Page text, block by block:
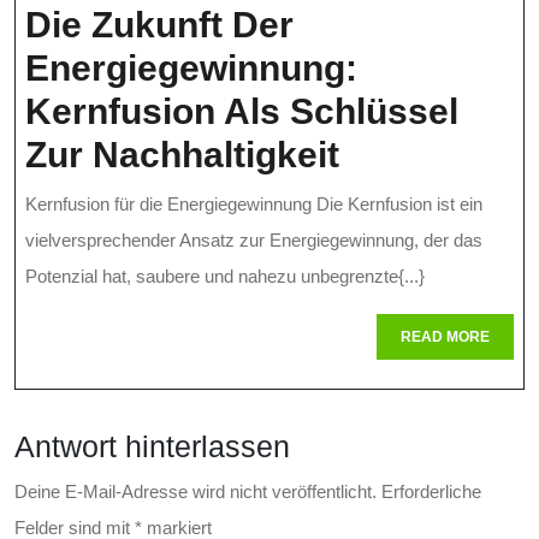
Die Zukunft Der
Energiegewinnung:
Kernfusion Als Schlüssel
Zur NachhaltigkeitDie
Zukunft
Der
Kernfusion
Als
Kernfusion für die Energiegewinnung Die Kernfusion ist ein
vielversprechender Ansatz zur Energiegewinnung, der das
Potenzial hat, saubere und nahezu unbegrenzte{...}
READ MOREREAD
MORE
Antwort hinterlassen
Deine E-Mail-Adresse wird nicht veröffentlicht. Erforderliche
Felder sind mit * markiert